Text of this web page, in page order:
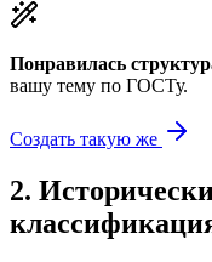
Понравилась
вашу тему по ГОСТу.
Создать такую же
2.